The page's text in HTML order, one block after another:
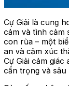
Cự Giải là cung
cảm và tình cảm
con rùa – một
an và cảm xúc
Cự Giải cảm
cẩn trọng và sâu